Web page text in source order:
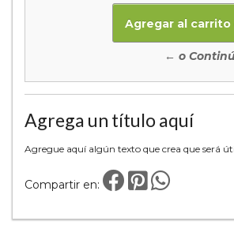
← o
Agrega un título aquí
Agregue aquí algún texto que crea que será
Compartir en: